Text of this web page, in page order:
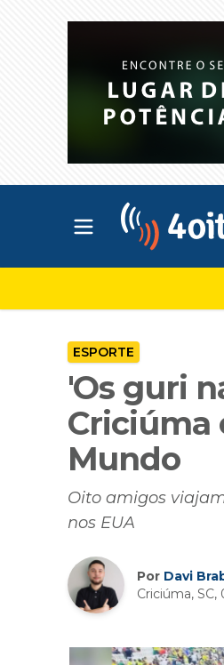
Abrir menu principal
ESPORTE
'Os guri
Criciúma
Mundo
Oito amigos
nos EUA
Por Davi
Criciúma, SC,